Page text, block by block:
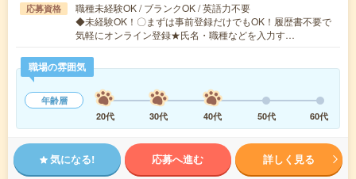
応募資格
職種未経験OK / ブランクOK / 英語力不要
◆未経験OK！〇まずは事前登録だけでもOK！履歴書不要で
気軽にオンライン登録★氏名・職種などを入力す…
職場の雰囲気
年齢層
20代
30代 40代 50代 60代
気になる! 応募へ進む 詳しく見る